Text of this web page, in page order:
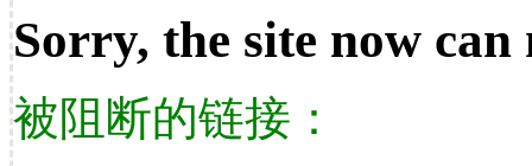
Sorry, the site now can
被阻断的链接：